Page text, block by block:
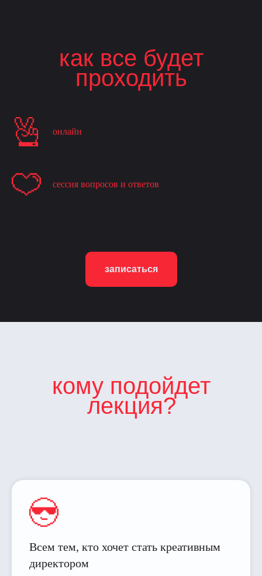
как все будет
проходить
онлайн
сессия вопросов и ответов
записаться
кому подойдет
лекция?
Всем тем, кто хочет стать креативным
директором